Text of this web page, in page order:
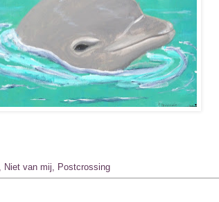
Niet van mij, Postcrossing